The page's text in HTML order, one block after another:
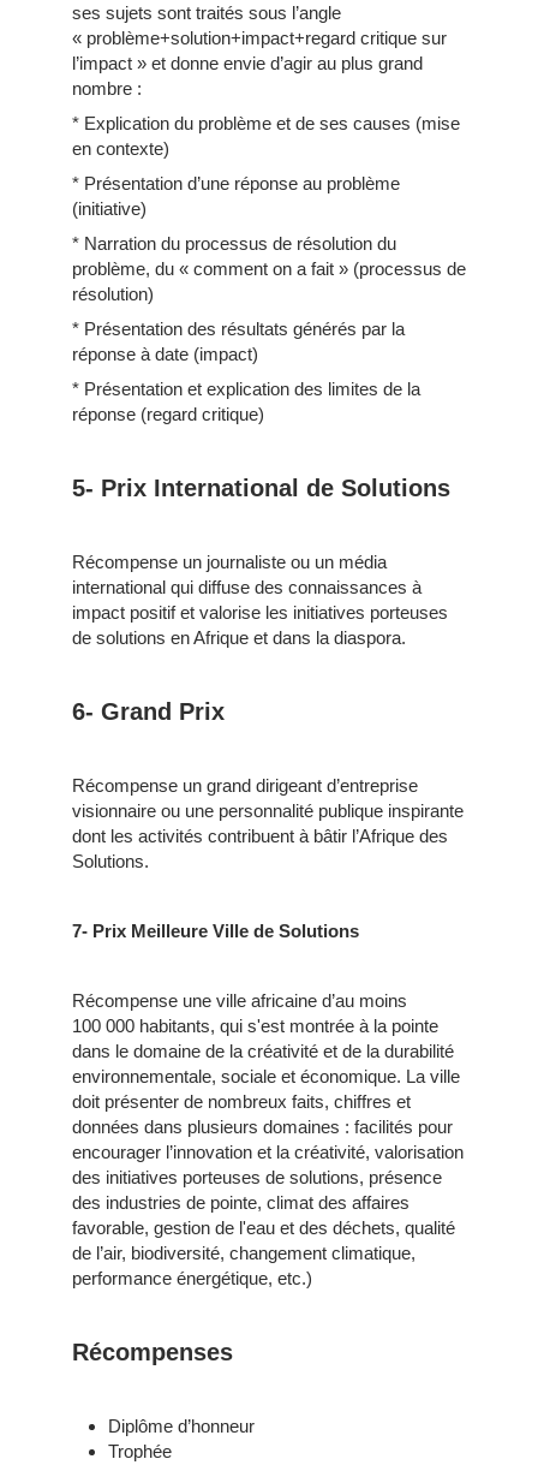
ses sujets sont traités sous l’angle
« problème+solution+impact+regard critique sur
l’impact » et donne envie d’agir au plus grand
nombre :
* Explication du problème et de ses causes (mise
en contexte)
* Présentation d’une réponse au problème
(initiative)
* Narration du processus de résolution du
problème, du « comment on a fait » (processus de
résolution)
* Présentation des résultats générés par la
réponse à date (impact)
* Présentation et explication des limites de la
réponse (regard critique)
5- Prix International de Solutions
Récompense un journaliste ou un média
international qui diffuse des connaissances à
impact positif et valorise les initiatives porteuses
de solutions en Afrique et dans la diaspora.
6- Grand Prix
Récompense un grand dirigeant d’entreprise
visionnaire ou une personnalité publique inspirante
dont les activités contribuent à bâtir l’Afrique des
Solutions.
7- Prix Meilleure Ville de Solutions
Récompense une ville africaine d’au moins
100 000 habitants, qui s'est montrée à la pointe
dans le domaine de la créativité et de la durabilité
environnementale, sociale et économique. La ville
doit présenter de nombreux faits, chiffres et
données dans plusieurs domaines : facilités pour
encourager l’innovation et la créativité, valorisation
des initiatives porteuses de solutions, présence
des industries de pointe, climat des affaires
favorable, gestion de l'eau et des déchets, qualité
de l’air, biodiversité, changement climatique,
performance énergétique, etc.)
Récompenses
Diplôme d’honneur
Trophée